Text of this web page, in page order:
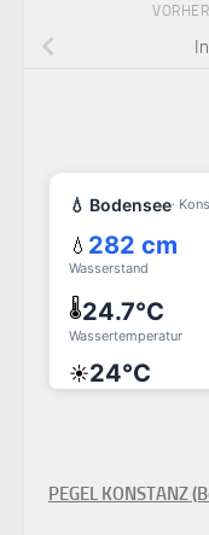
PEGEL KONSTANZ